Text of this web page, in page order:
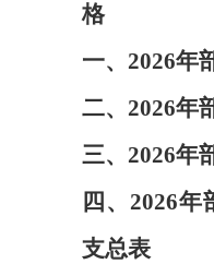
格
一、 2026年
二、 2026年
三、 2026年
四、 2026年
支总表